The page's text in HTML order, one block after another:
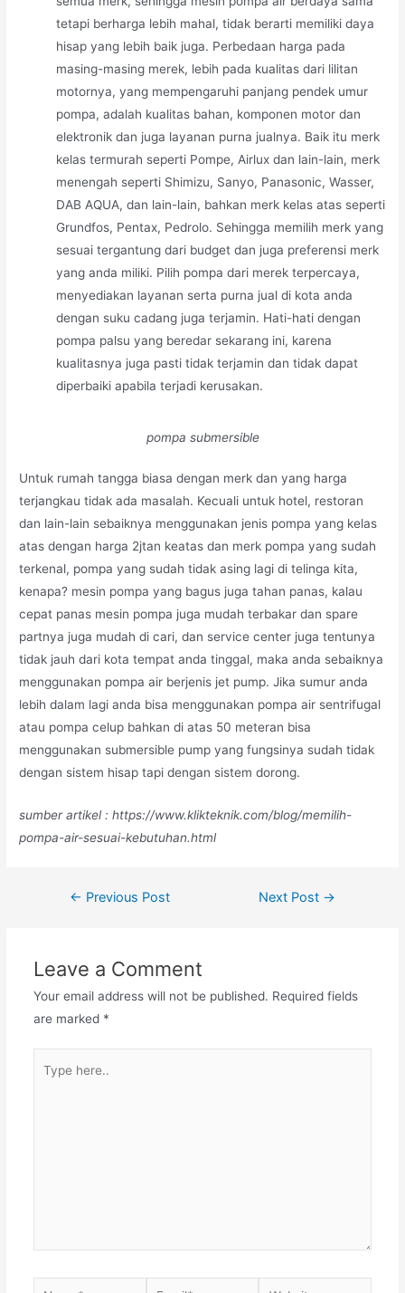
tetapi berharga lebih mahal, tidak berarti memiliki daya
hisap yang lebih baik juga. Perbedaan harga pada
masing-masing merek, lebih pada kualitas dari lilitan
motornya, yang mempengaruhi panjang pendek umur
pompa, adalah kualitas bahan, komponen motor dan
elektronik dan juga layanan purna jualnya. Baik itu merk
kelas termurah seperti Pompe, Airlux dan lain-lain, merk
menengah seperti Shimizu, Sanyo, Panasonic, Wasser,
DAB AQUA, dan lain-lain, bahkan merk kelas atas seperti
Grundfos, Pentax, Pedrolo. Sehingga memilih merk yang
sesuai tergantung dari budget dan juga preferensi merk
yang anda miliki. Pilih pompa dari merek terpercaya,
menyediakan layanan serta purna jual di kota anda
dengan suku cadang juga terjamin. Hati-hati dengan
pompa palsu yang beredar sekarang ini, karena
kualitasnya juga pasti tidak terjamin dan tidak dapat
diperbaiki apabila terjadi kerusakan.
pompa submersible
Untuk rumah tangga biasa dengan merk dan yang harga
terjangkau tidak ada masalah. Kecuali untuk hotel, restoran
dan lain-lain sebaiknya menggunakan jenis pompa yang kelas
atas dengan harga 2jtan keatas dan merk pompa yang sudah
terkenal, pompa yang sudah tidak asing lagi di telinga kita,
kenapa? mesin pompa yang bagus juga tahan panas, kalau
cepat panas mesin pompa juga mudah terbakar dan spare
partnya juga mudah di cari, dan service center juga tentunya
tidak jauh dari kota tempat anda tinggal, maka anda sebaiknya
menggunakan pompa air berjenis jet pump. Jika sumur anda
lebih dalam lagi anda bisa menggunakan pompa air sentrifugal
atau pompa celup bahkan di atas 50 meteran bisa
menggunakan submersible pump yang fungsinya sudah tidak
dengan sistem hisap tapi dengan sistem dorong.
sumber artikel : https://www.klikteknik.com/blog/memilih-
pompa-air-sesuai-kebutuhan.html
← Previous Post Next Post →
Leave a Comment
Your email address will not be published. Required fields
are marked *